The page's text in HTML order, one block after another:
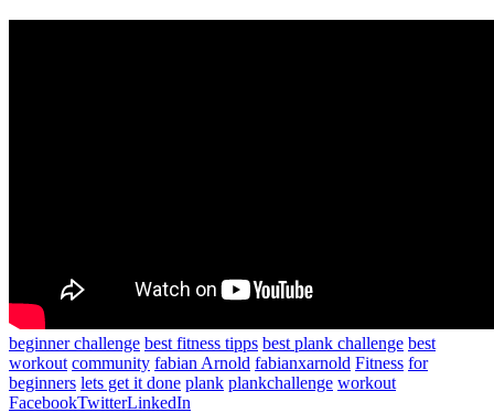
beginner challenge best fitness tipps best plank challenge best
workout community fabian Arnold fabianxarnold Fitness for
beginners lets get it done plank plankchallenge workout
FacebookTwitterLinkedIn